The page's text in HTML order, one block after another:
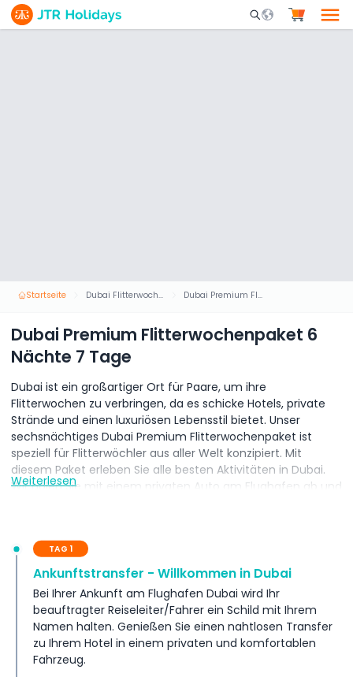
Mobile Search
Startseite Dubai Flitterwochen-Pakete Dubai Premium Flitterwochenpaket 6 Nächte 7 Tage
Dubai Premium Flitterwochenpaket 6
Nächte 7 Tage
Dubai ist ein großartiger Ort für Paare, um ihre
Flitterwochen zu verbringen, da es schicke Hotels, private
Strände und einen luxuriösen Lebensstil bietet. Unser
sechsnächtiges Dubai Premium Flitterwochenpaket ist
speziell für Flitterwöchler aus aller Welt konzipiert. Mit
diesem Paket erleben Sie alle besten Aktivitäten in Dubai.
Wir holen Sie mit einem privaten Auto am Flughafen ab und
Frühstück. Außerdem unternehmen Sie eine private
halbtägige Stadttour in einem bequemen Auto, bei der Sie
das Museum der Zukunft und den Burj Khalifa besuchen
und ein leckeres Mittag- oder Abendessen im Burj Club
genießen. Außerdem erwartet Sie eine spannende
abendliche Wüstensafari in einem privaten 4x4 Land
Cruiser und eine romantische Marina-Dhow-Dinner-
Kreuzfahrt mit privatem Transfer. Danach erkunden Sie Abu
Dhabi bei einer privaten Stadttour, inklusive Besuch der
Weiterlesen
TAG 1
Ankunftstransfer - Willkommen in Dubai
Bei Ihrer Ankunft am Flughafen Dubai wird Ihr
beauftragter Reiseleiter/Fahrer ein Schild mit Ihrem
Namen halten. Genießen Sie einen nahtlosen Transfer
zu Ihrem Hotel in einem privaten und komfortablen
Fahrzeug.